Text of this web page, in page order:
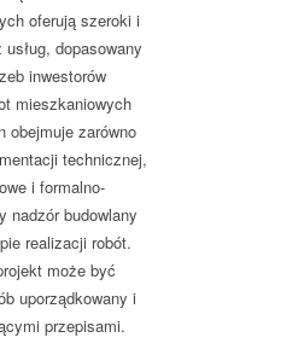
oferują szeroki i
, dopasowany
inwestorów
mieszkaniowych
obejmuje zarówno
technicznej,
i formalno-
nadzór budowlany
realizacji robót.
może być
uporządkowany i
przepisami.